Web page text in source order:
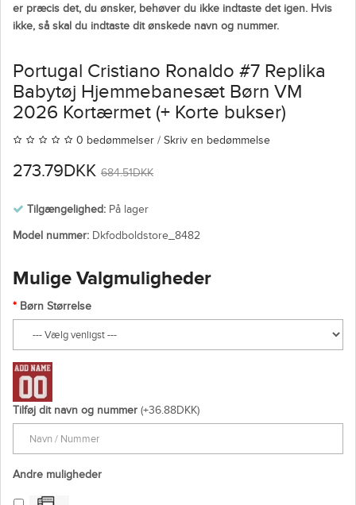
er præcis det, du ønsker, behøver du ikke indtaste det igen. Hvis
ikke, så skal du indtaste dit ønskede navn og nummer.
Portugal Cristiano Ronaldo #7 Replika
Babytøj Hjemmebanesæt Børn VM
2026 Kortærmet (+ Korte bukser)
0 bedømmelser / Skriv en bedømmelse
273.79DKK 684.51DKK
Tilgængelighed: På lager
Model nummer: Dkfodboldstore_8482
Mulige Valgmuligheder
Børn Størrelse
Tilføj dit navn og nummer (+36.88DKK)
Andre muligheder